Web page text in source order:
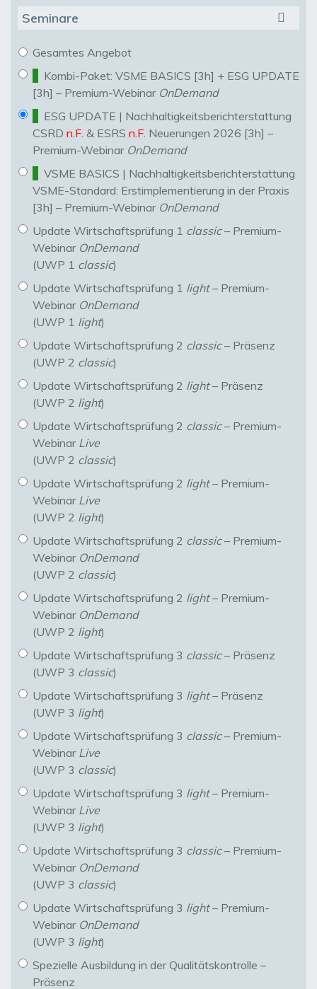
Seminare
Gesamtes Angebot
Kombi-Paket: VSME BASICS [3h] + ESG UPDATE
[3h] – Premium-Webinar OnDemand
ESG UPDATE | Nachhaltigkeitsberichterstattung
CSRD n.F. & ESRS n.F. Neuerungen 2026 [3h] –
Premium-Webinar OnDemand
VSME BASICS | Nachhaltigkeitsberichterstattung
VSME-Standard: Erstimplementierung in der Praxis
[3h] – Premium-Webinar OnDemand
Update Wirtschaftsprüfung 1 classic– Premium-
Webinar OnDemand
(UWP 1 classic)
Update Wirtschaftsprüfung 1 light– Premium-
Webinar OnDemand
(UWP 1 light)
Update Wirtschaftsprüfung 2 classic– Präsenz
(UWP 2 classic)
Update Wirtschaftsprüfung 2 light– Präsenz
(UWP 2 light)
Update Wirtschaftsprüfung 2 classic– Premium-
Webinar Live
(UWP 2 classic)
Update Wirtschaftsprüfung 2 light– Premium-
Webinar Live
(UWP 2 light)
Update Wirtschaftsprüfung 2 classic– Premium-
Webinar OnDemand
(UWP 2 classic)
Update Wirtschaftsprüfung 2 light– Premium-
Webinar OnDemand
(UWP 2 light)
Update Wirtschaftsprüfung 3 classic– Präsenz
(UWP 3 classic)
Update Wirtschaftsprüfung 3 light– Präsenz
(UWP 3 light)
Update Wirtschaftsprüfung 3 classic– Premium-
Webinar Live
(UWP 3 classic)
Update Wirtschaftsprüfung 3 light– Premium-
Webinar Live
(UWP 3 light)
Update Wirtschaftsprüfung 3 classic– Premium-
Webinar OnDemand
(UWP 3 classic)
Update Wirtschaftsprüfung 3 light– Premium-
Webinar OnDemand
(UWP 3 light)
Spezielle Ausbildung in der Qualitätskontrolle –
Präsenz